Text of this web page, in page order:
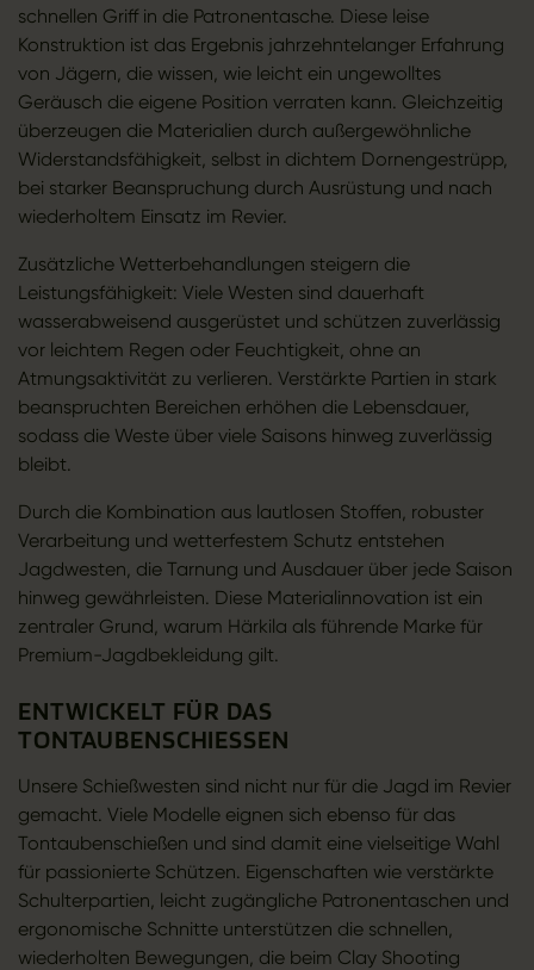
schnellen Griff in die Patronentasche. Diese leise
Konstruktion ist das Ergebnis jahrzehntelanger Erfahrung
von Jägern, die wissen, wie leicht ein ungewolltes
Geräusch die eigene Position verraten kann. Gleichzeitig
überzeugen die Materialien durch außergewöhnliche
Widerstandsfähigkeit, selbst in dichtem Dornengestrüpp,
bei starker Beanspruchung durch Ausrüstung und nach
wiederholtem Einsatz im Revier.
Zusätzliche Wetterbehandlungen steigern die
Leistungsfähigkeit: Viele Westen sind dauerhaft
wasserabweisend ausgerüstet und schützen zuverlässig
vor leichtem Regen oder Feuchtigkeit, ohne an
Atmungsaktivität zu verlieren. Verstärkte Partien in stark
beanspruchten Bereichen erhöhen die Lebensdauer,
sodass die Weste über viele Saisons hinweg zuverlässig
bleibt.
Durch die Kombination aus lautlosen Stoffen, robuster
Verarbeitung und wetterfestem Schutz entstehen
Jagdwesten, die Tarnung und Ausdauer über jede Saison
hinweg gewährleisten. Diese Materialinnovation ist ein
zentraler Grund, warum Härkila als führende Marke für
Premium-Jagdbekleidung gilt.
ENTWICKELT FÜR DAS
TONTAUBENSCHIESSEN
Unsere Schießwesten sind nicht nur für die Jagd im Revier
gemacht. Viele Modelle eignen sich ebenso für das
Tontaubenschießen und sind damit eine vielseitige Wahl
für passionierte Schützen. Eigenschaften wie verstärkte
Schulterpartien, leicht zugängliche Patronentaschen und
ergonomische Schnitte unterstützen die schnellen,
wiederholten Bewegungen, die beim Clay Shooting